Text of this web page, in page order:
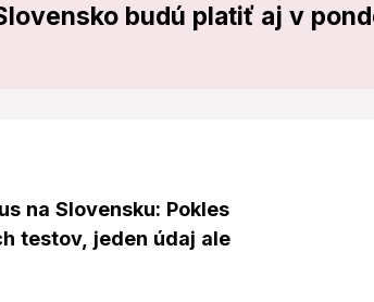
budú platiť aj v
na Slovensku: Pokles
testov, jeden údaj ale